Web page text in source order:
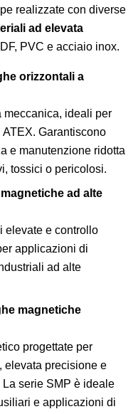
realizzate con diverse
ad elevata
PVC e acciaio inox.
orizzontali a
meccanica, ideali per
Garantiscono
e manutenzione ridotta
tossici o pericolosi.
ad alte
elevate e controllo
applicazioni di
ad alte
magnetiche
progettate per
elevata precisione e
serie SMP è ideale
e applicazioni di